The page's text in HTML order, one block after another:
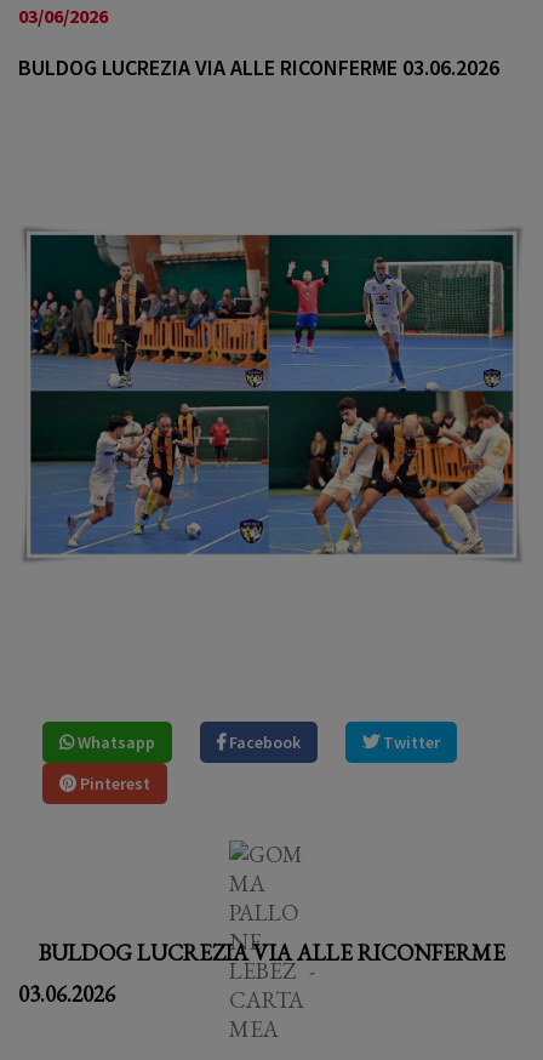
v
i
n
03/06/2026
BULDOG LUCREZIA VIA ALLE RICONFERME 03.06.2026
Whatsapp Facebook
Twitter
Pinterest
BULDOG LUCREZIA VIA ALLE RICONFERME
03.06.2026